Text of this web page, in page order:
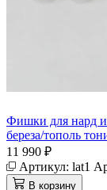
Фишки для нард и
береза/тополь
11 990 ₽
Артикул: lat1
В корзину